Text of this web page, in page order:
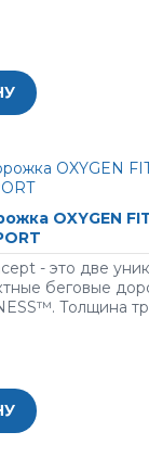
OXYGEN
- это две
беговые
Толщина